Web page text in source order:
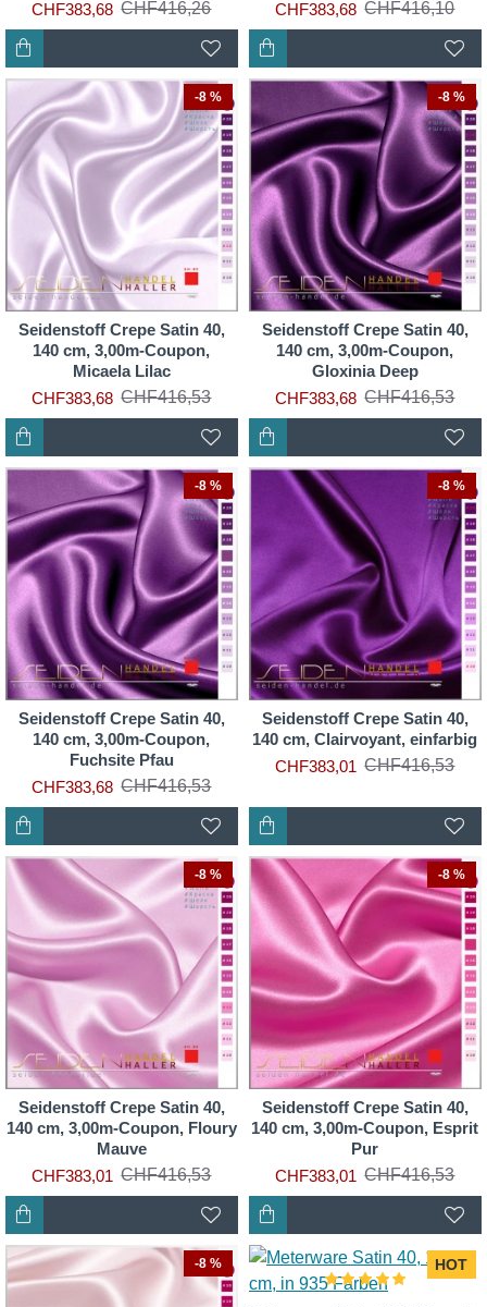
CHF383,68 CHF416,26
CHF383,68 CHF416,10
-8 %
Seidenstoff Crepe Satin 40,
140 cm, 3,00m-Coupon,
Micaela Lilac
CHF383,68 CHF416,53
-8 %
Seidenstoff Crepe Satin 40,
140 cm, 3,00m-Coupon,
Gloxinia Deep
CHF383,68 CHF416,53
-8 %
Seidenstoff Crepe Satin 40,
140 cm, 3,00m-Coupon,
Fuchsite Pfau
CHF383,68 CHF416,53
-8 %
Seidenstoff Crepe Satin 40,
140 cm, Clairvoyant, einfarbig
CHF383,01 CHF416,53
-8 %
Seidenstoff Crepe Satin 40,
140 cm, 3,00m-Coupon, Floury
Mauve
CHF383,01 CHF416,53
-8 %
Seidenstoff Crepe Satin 40,
140 cm, 3,00m-Coupon, Esprit
Pur
CHF383,01 CHF416,53
-8 % HOT